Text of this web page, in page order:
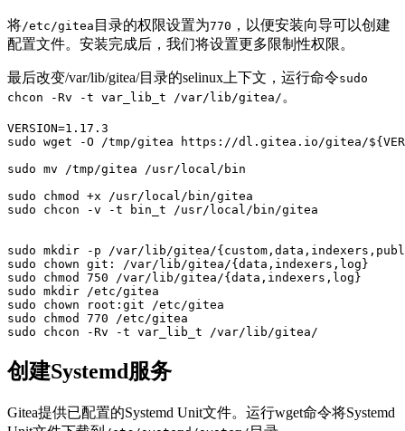
将/etc/gitea 目录的权限设置为770 ，以便安装向导可以创建
配置文件。安装完成后，我们将设置更多限制性权限。
最后改变/var/lib/gitea/目录的selinux上下文，运行命令sudo
chcon -Rv -t var_lib_t /var/lib/gitea/ 。
VERSION=1.17.3
sudo wget -O /tmp/gitea https://dl.gitea.io/gitea/
sudo mv /tmp/gitea /usr/local/bin
sudo chmod +x /usr/local/bin/gitea
sudo chcon -v -t bin_t /usr/local/bin/gitea
sudo mkdir -p /var/lib/gitea/
sudo chown git: /var/lib/gitea/{data,indexers,log}
sudo chmod 750 /var/lib/gitea/{data,indexers,log}
sudo mkdir /etc/gitea
sudo chown root:git /etc/gitea
sudo chmod 770 /etc/gitea
sudo chcon -Rv -t var_lib_t /var/lib/gitea/
创建Systemd服务
Gitea提供已配置的Systemd Unit文件。运行wget命令将Systemd